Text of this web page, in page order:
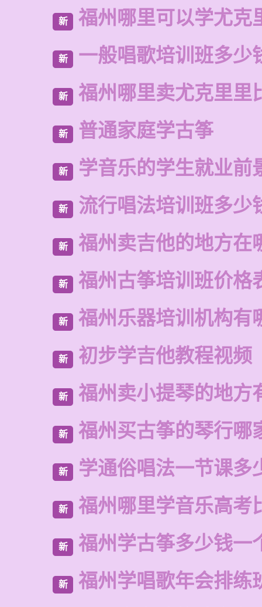
新 福州哪里可以学尤克
新 一般唱歌培训班多少
新 福州哪里卖尤克里里
新 普通家庭学古筝
新 学音乐的学生就业前
新 流行唱法培训班多少
新 福州卖吉他的地方在
新 福州古筝培训班价格
新 福州乐器培训机构有
新 初步学吉他教程视频
新 福州卖小提琴的地方
新 福州买古筝的琴行哪
新 学通俗唱法一节课多
新 福州哪里学音乐高考
新 福州学古筝多少钱一
新 福州学唱歌年会排练